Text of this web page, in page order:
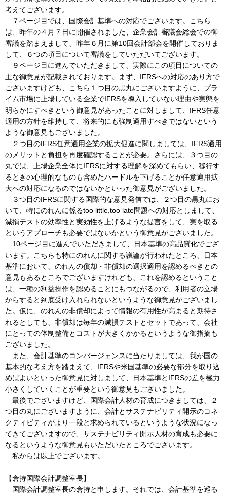
考えてございます。
７ページ目では、国際会計基準への対応でございます。こちら
は、昨年の４月７日に開催されました、企業会計審議会総会での御
審議を踏まえまして、昨年６月に第10回会計部会を開催しておりま
して、６つの項目について審議をしていただいてございます。
９ページ目に進んでいただきまして、実際にこの項目についての
主な御意見が記載されております。まず、IFRSへの対応のあり方で
ございますけども、こちら１つ目の黒丸にございますように、プラ
イム市場に上場している企業でIFRSを導入していない理由や実態を
明らかにすべきという御意見があったことに対しまして、IFRS任意
適用の方針を維持して、将来的にも強制適用すべきではないという
ような御意見もございました。
２つ目のIFRS任意適用企業の拡大促進に関しましては、IFRS適用
のメリットと負担を再度確認することが必要。さらには、３つ目の
丸では、上場企業全体にIFRSに対する理解を深めてもらい、移行す
るときの心理的なものも含めたハードルを下げることが任意適用拡
大への対応になるのではないかといった御意見がございました。
３つ目のIFRSに関する国際的な意見発信では、２つ目の黒丸にお
いて、特にのれんに係るtoo little,too late問題への対応としまして、
減損テストの効率性と実効性を上げるような提言をして、実を取る
というアプローチも必要ではないかという御意見がございました。
10ページ目に進んでいただきまして、日本基準の高品質化でござ
います。こちらも特にのれんに関する議論が行われたところ、日本
基準において、のれんの償却・非償却の選択適用を認めるべきとの
意見もあるところでございますけれども、これを認めるということ
は、一種の利益操作を認めることにもつながるので、利用者の立場
からすると到底受け入れられないというような御意見がございまし
た。仮に、のれんの非償却によって情報の有用性が高まると期待さ
れるとしても、非償却は毎年の減損テストとセットであって、会社
にとっての体制整備とコストが大きくかかるというような御指摘も
ございました。
また、会計基準のコンバージェンスに当たりましては、我が国の
基本的な考え方を踏まえて、IFRSや米国基準の必要な部分を取り込
めばよいといった御意見に対しまして、日本基準とIFRSの差を極力
小さくしていくことが重要という御意見もございました。
最後でございますけど、国際会計人材の育成につきましては、２
つ目の丸にございますように、会計とサステナビリティ開示のコネ
クティビティがより一段と求められているというような状況になっ
てきてございますので、サステナビリティ開示人材の育成も必要に
なるというような御意見もいただいたところでございます。
私からは以上でございます。
【倉持国際会計調整室長】
国際会計調整室長の倉持と申します。それでは、会計基準を巡る